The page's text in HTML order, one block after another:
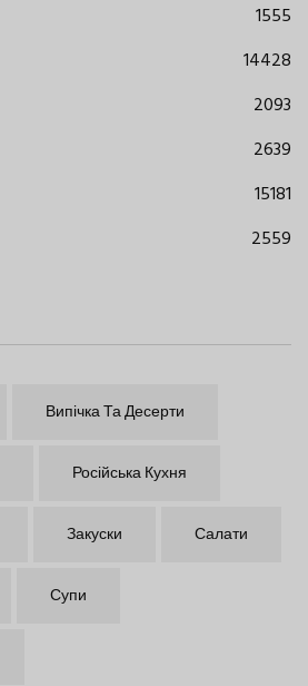
1555
14428
2093
2639
15181
2559
Випічка Та Десерти
Російська Кухня
Закуски Салати
Супи